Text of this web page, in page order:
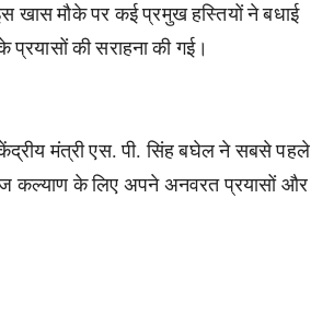
खास मौके पर कई प्रमुख हस्तियों ने बधाई
की सराहना की गई।
मंत्री एस. पी. सिंह बघेल ने सबसे पहले
कल्याण के लिए अपने अनवरत प्रयासों और